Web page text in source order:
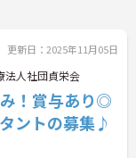
更新日：2025年11月05日
法人社団貞栄会
み！賞与あり◎
ントの募集♪